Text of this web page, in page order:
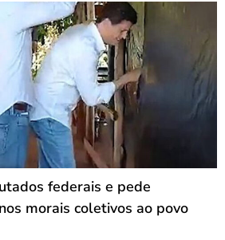
federais e pede
morais coletivos ao povo